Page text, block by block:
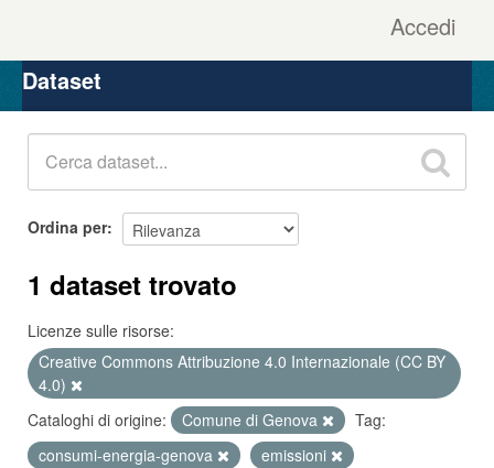
Accedi
Organizzazioni
Gruppi
Dataset
Ordina per
1 dataset trovato
Licenze sulle risorse:
Creative Commons Attribuzione 4.0 Internazionale (CC BY
4.0)
Cataloghi di origine:
Comune di Genova
Tag:
consumi-energia-genova
emissioni